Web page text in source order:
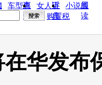
惠
诉
展
车型查
询
女人宝
典
小说阅
读
购置税
华发布